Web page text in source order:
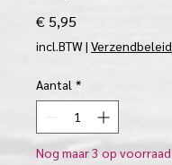
€ 5,95
incl.BTW| Verzendbeleid
Aantal *
Nog maar 3 op voorraad